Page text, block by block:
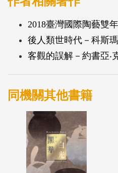
2018臺灣國際陶藝雙
後人類世時代－科斯
客觀的誤解－約書亞‧
同機關其他書籍